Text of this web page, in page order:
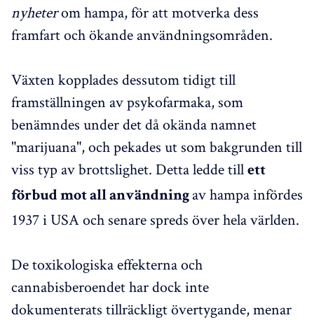
nyheterom hampa, för att motverka dess
framfart och ökande användningsområden.
Växten kopplades dessutom tidigt till
framställningen av psykofarmaka, som
benämndes under det då okända namnet
"marijuana", och pekades ut som bakgrunden till
viss typ av brottslighet. Detta ledde till ett
förbud mot all användning av hampa infördes
1937 i USA och senare spreds över hela världen.
De toxikologiska effekterna och
cannabisberoendet har dock inte
dokumenterats tillräckligt övertygande, menar